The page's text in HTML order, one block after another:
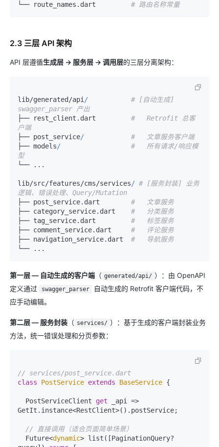
└── route_names.dart # 路由名称常量
2.3 三层 API 架构
API 层遵循生成层 → 服务层 → 调用层的三层分离架构：
lib/generated /api /
# [自动生成]
swagger_parser 产出
├── rest_client.dart #   Retrofit 总客
户端
├── post_service/
#   文章服务客户端
├── models/
#   所有请求/响应模
型
└── ...
lib/src/features/cms/services/ # [服务封装] 业务
逻辑、错误处理、Query/Mutation
├── post_service.dart #   文章服务
├── category_service.dart #   分类服务
├── tag_service.dart #   标签服务
├── comment_service.dart #   评论服务
├── navigation_service.dart #   导航服务
第一层 — 自动生成的客户端 （ generated/api/ ）：由 OpenAPI
定义通过
swagger_parser
自动生成的 Retrofit 客户端代码，不
应手动编辑。
第二层 — 服务封装 （ services/ ）：基于生成的客户端封装业务
方法，统一错误处理和分页参数：
// services/post_service.dart
class
PostService extends BaseService {
  PostServiceClient
get _api =>
GetIt.instance<RestClient>().postService;
// 直接调用（适合页面简单场景）
  Future<
dynamic> list([PaginationQuery?